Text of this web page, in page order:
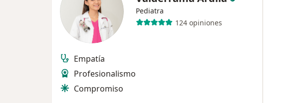
Pediatra
124 opiniones
Empatía
Profesionalismo
Compromiso